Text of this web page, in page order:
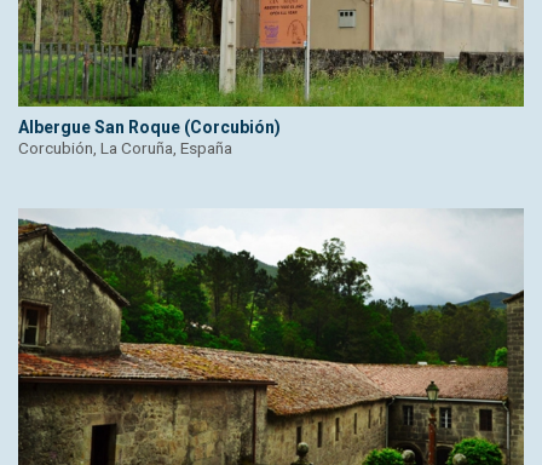
Albergue San Roque (Corcubión)
Corcubión, La Coruña, España